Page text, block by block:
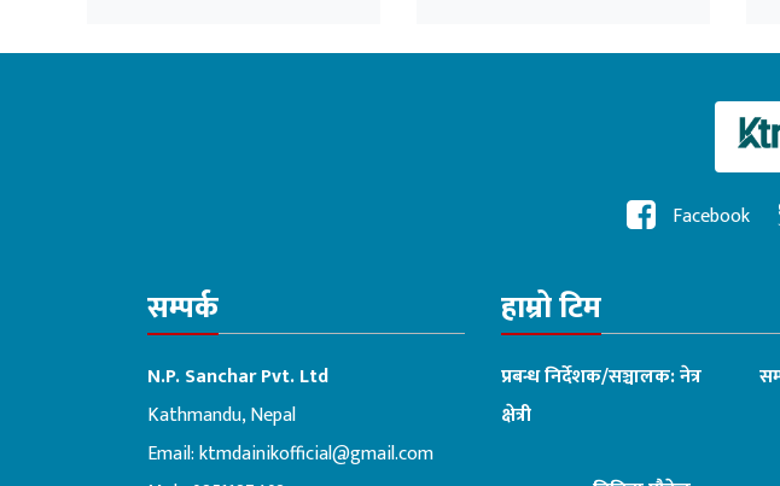
Facebook
सम्पर्क
N.P. Sanchar Pvt. Ltd
Kathmandu, Nepal
Email:ktmdainikofficial@gmail.com
हाम्रो टिम
प्रबन्ध निर्देशक/सञ्चालक: नेत्र
क्षेत्री